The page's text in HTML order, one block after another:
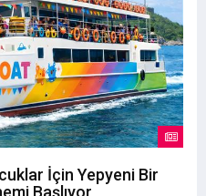
İçin Yepyeni Bir
Başlıyor